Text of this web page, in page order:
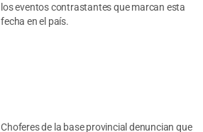
los eventos contrastantes que marcan esta
fecha en el país.
Choferes de la base provincial denuncian que